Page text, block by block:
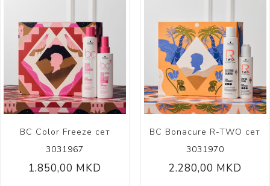
BC Color Freeze сет
3031967
1.850,00 MKD
BC Bonacure R-TWO сет
3031970
2.280,00 MKD